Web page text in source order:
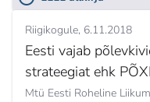
Riigikogule 6.11.2018
Eesti vajab
strateegiat ehk
Mtü Eesti Roheline